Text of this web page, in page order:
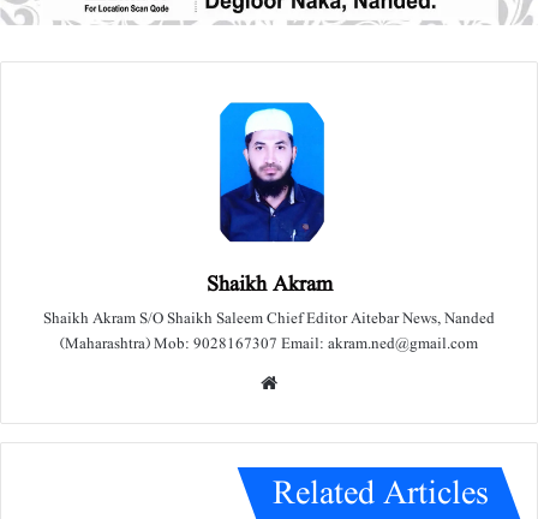
Shaikh Akram
Shaikh Akram S/O Shaikh Saleem Chief Editor Aitebar News, Nanded
(Maharashtra) Mob: 9028167307 Email: akram.ned@gmail.com
e
Related Articles